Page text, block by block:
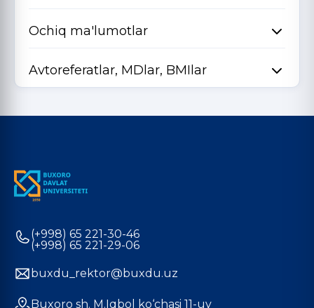
Ochiq ma'lumotlar
Avtoreferatlar, MDlar, BMIlar
(+998) 65 221-30-46
(+998) 65 221-29-06
buxdu_rektor@buxdu.uz
Buxoro sh. M.Iqbol ko‘chasi 11-uy